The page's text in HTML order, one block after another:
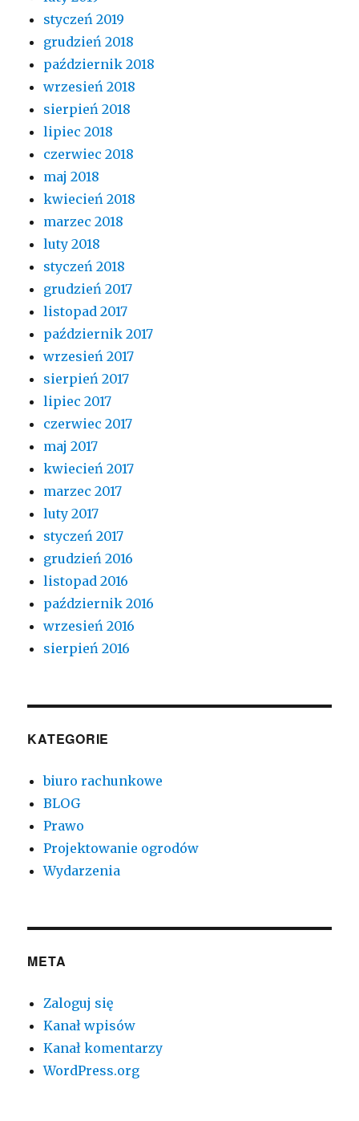
styczeń 2019
grudzień 2018
październik 2018
wrzesień 2018
sierpień 2018
lipiec 2018
czerwiec 2018
maj 2018
kwiecień 2018
marzec 2018
luty 2018
styczeń 2018
grudzień 2017
listopad 2017
październik 2017
wrzesień 2017
sierpień 2017
lipiec 2017
czerwiec 2017
maj 2017
kwiecień 2017
marzec 2017
luty 2017
styczeń 2017
grudzień 2016
listopad 2016
październik 2016
wrzesień 2016
sierpień 2016
KATEGORIE
biuro rachunkowe
BLOG
Prawo
Projektowanie ogrodów
Wydarzenia
META
Zaloguj się
Kanał wpisów
Kanał komentarzy
WordPress.org